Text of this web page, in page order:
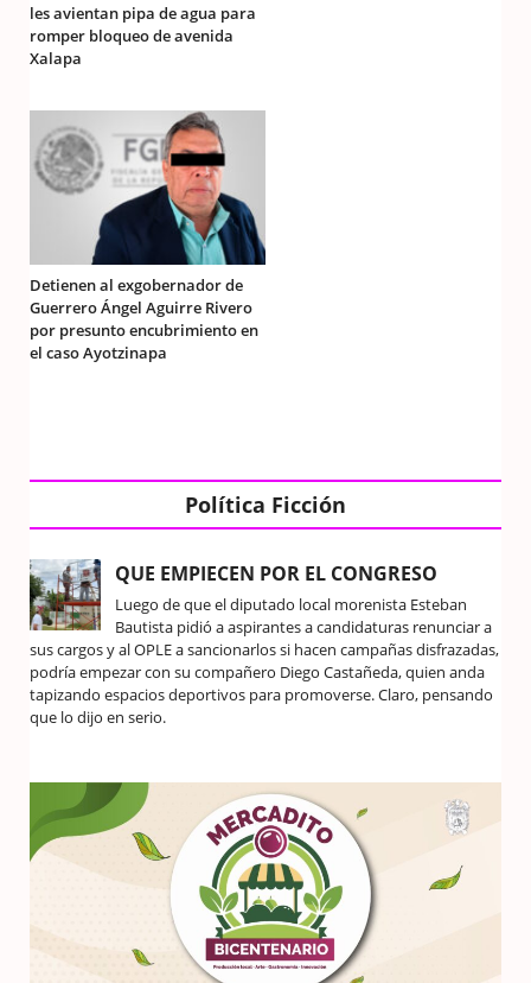
les avientan pipa de agua para
romper bloqueo de avenida
Xalapa
Detienen al exgobernador de
Guerrero Ángel Aguirre Rivero
por presunto encubrimiento en
el caso Ayotzinapa
Política Ficción
QUE EMPIECEN POR EL CONGRESO
Luego de que el diputado local morenista Esteban
Bautista pidió a aspirantes a candidaturas renunciar a
sus cargos y al OPLE a sancionarlos si hacen campañas disfrazadas,
podría empezar con su compañero Diego Castañeda, quien anda
tapizando espacios deportivos para promoverse. Claro, pensando
que lo dijo en serio.